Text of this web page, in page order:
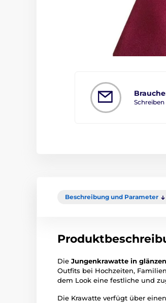
Schreiben
Beschreibung und Parameter
Die Jungenkrawatte in
Outfits bei Hochzeiten,
dem Look eine festliche und
Die Krawatte verfügt über einen